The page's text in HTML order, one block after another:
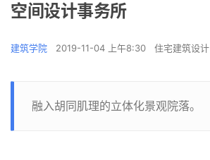
空间设计事务所
建筑学院 2019-11-04 上午8:30 住宅建筑设计
融入胡同肌理的立体化景观院落。